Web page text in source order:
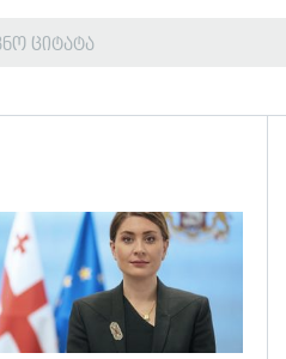
ციტატა
გადახედვა